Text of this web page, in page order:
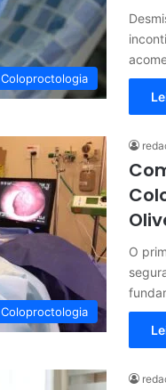
Coloproctologia
Coloproctologia
O